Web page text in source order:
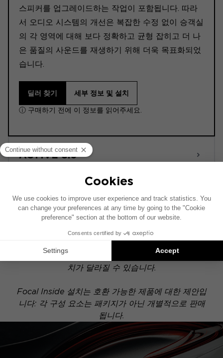
스피커를 업그레이드하는 작업이 포함됩니다. 따라
서 오디오 시스템의 개선은 복잡한 수정 없이 승객실
의 각 영역에 대해 보다 정확하고 균형 잡히고 더 나
은 품질의 사운드를 재생하기 위해 더욱 목표화되었
습니다.
딜러 찾기 세부 정보 및 설치
ⓘ 구매하기 전에 이 정보를 읽어주세요.
ACTIVE 8.0
이 설치 도면은 기본 오디오 시스템이 장착된 차량을
이 장착되어 있는 경우, 도면에 표시된 구성 요소의 위
치가 달라질 수 있습니다.
Focal Inside 설치는 호환 가능한 제품에 대한 제안입
니다: 각 구성 요소는 패키지가 아닌 개별적으로 판매
됩니다.